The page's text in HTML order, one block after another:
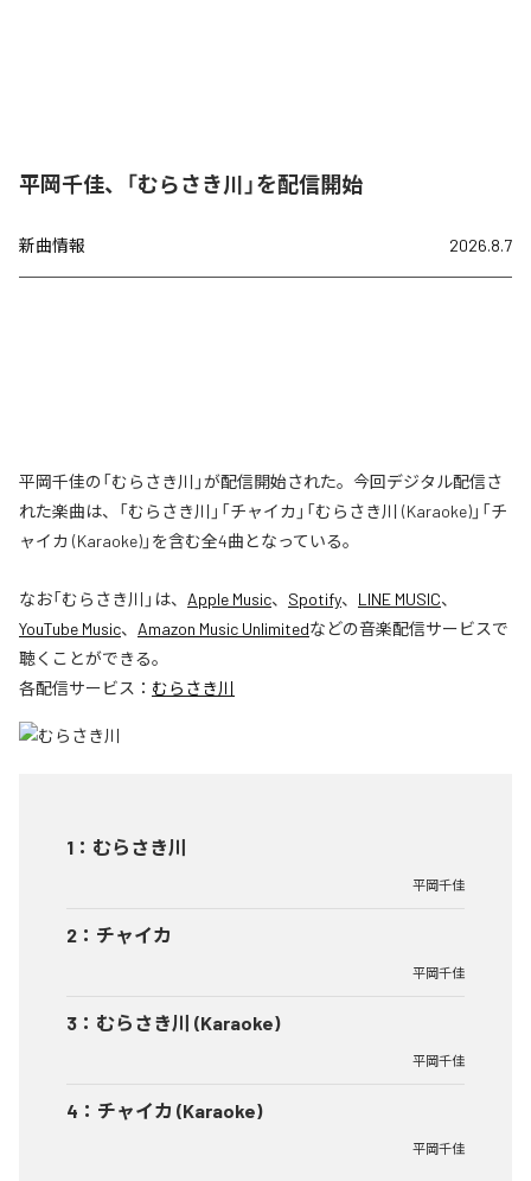
平岡千佳、「むらさき川」を配信開始
新曲情報 2026.8.7
平岡千佳の「むらさき川」が配信開始された。今回デジタル配信さ
れた楽曲は、「むらさき川」「チャイカ」「むらさき川 (Karaoke)」「チ
ャイカ (Karaoke)」を含む全4曲となっている。
なお「むらさき川 」は、 Apple Music、 Spotify、 LINE MUSIC、
YouTube Music、 Amazon Music Unlimitedなどの音楽配信サービスで
聴くことができる。
各配信サービス： むらさき川
1 ： むらさき川
平岡千佳
2 ： チャイカ
平岡千佳
3 ： むらさき川 (Karaoke)
平岡千佳
4 ： チャイカ (Karaoke)
平岡千佳